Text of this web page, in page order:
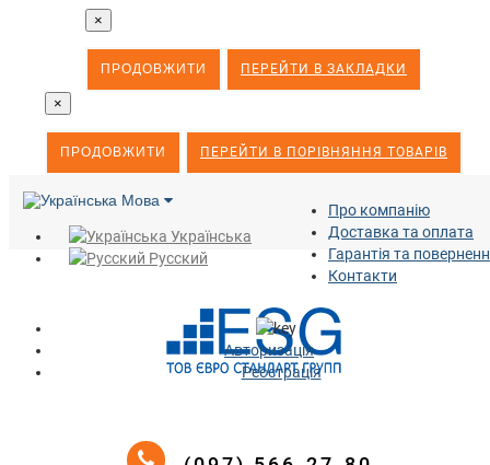
×
ПРОДОВЖИТИ ПЕРЕЙТИ В ЗАКЛАДКИ
×
ПРОДОВЖИТИ ПЕРЕЙТИ В ПОРІВНЯННЯ ТОВАРІВ
Мова
Українська
Русский
Про компанію
Доставка та оплата
Гарантія та
Контакти
Авторизація
Реєстрація